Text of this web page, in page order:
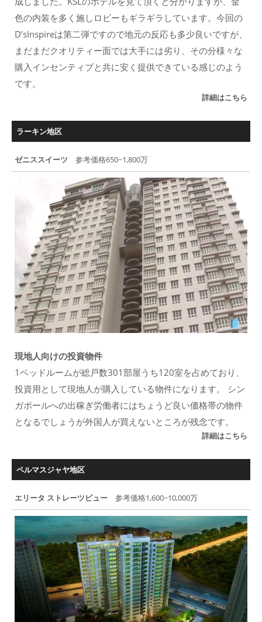
色の内装を多く施しロビーもギラギラしています。今回の
D’sInspireは第二弾ですので地元の反応も多少良いですが、
まだまだクオリティー面では大手には劣り、その分様々な
購入インセンティブと共に安く提供できている感じのよう
です。
詳細はこちら
ラーキン地区
ゼニススイーツ 参考価格650~1,800万
現地人向けの投資物件
1ベッドルームが総戸数301部屋うち120室を占めており、
投資用として現地人が購入している物件になります。 シン
ガポールへの出稼ぎ労働者にはちょうど良い価格帯の物件
となるでしょうが外国人が買えないところが残念です。
詳細はこちら
ペルマスジャヤ地区
エリータ ストレーツビュー 参考価格1,600~10,000万